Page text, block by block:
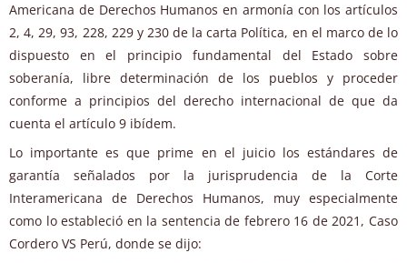
Americana de Derechos Humanos en armonía con los artículos
2, 4, 29, 93, 228, 229 y 230 de la carta Política, en el marco de lo
dispuesto en el principio fundamental del Estado sobre
soberanía, libre determinación de los pueblos y proceder
conforme a principios del derecho internacional de que da
cuenta el artículo 9 ibídem.
Lo importante es que prime en el juicio los estándares de
garantía señalados por la jurisprudencia de la Corte
Interamericana de Derechos Humanos, muy especialmente
como lo estableció en la sentencia de febrero 16 de 2021, Caso
Cordero VS Perú, donde se dijo: